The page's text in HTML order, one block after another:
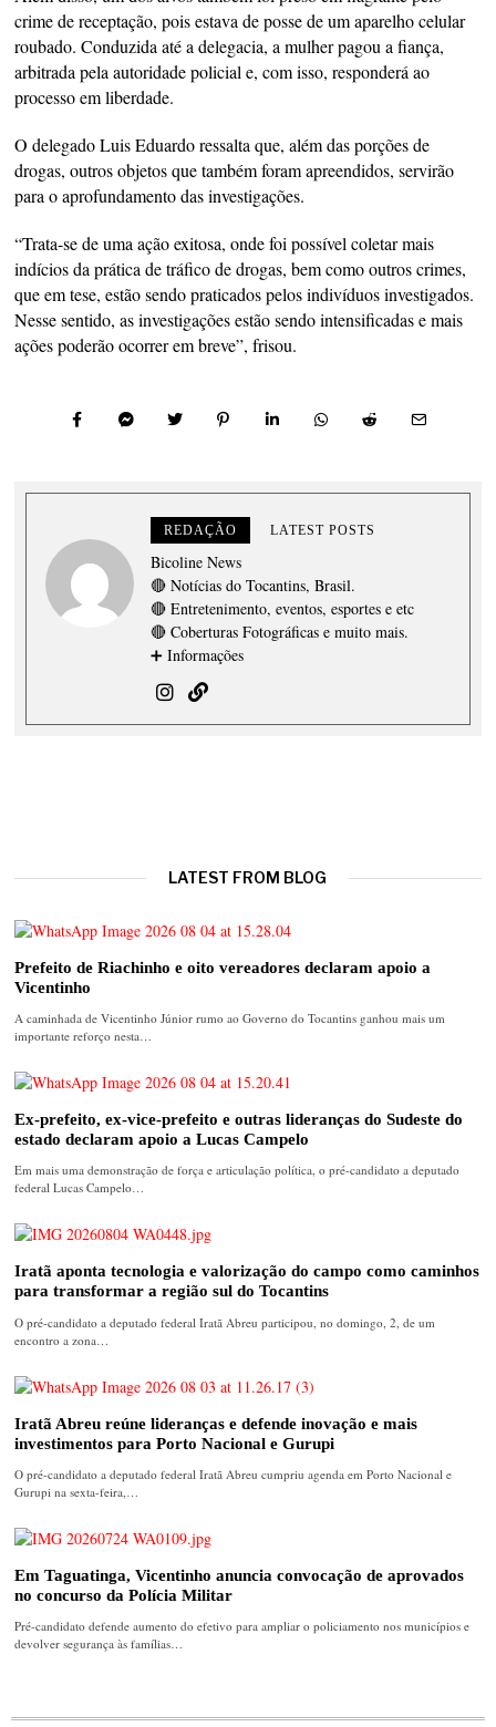
crime de receptação, pois estava de posse de um aparelho celular
roubado. Conduzida até a delegacia, a mulher pagou a fiança,
arbitrada pela autoridade policial e, com isso, responderá ao
processo em liberdade.
O delegado Luis Eduardo ressalta que, além das porções de
drogas, outros objetos que também foram apreendidos, servirão
para o aprofundamento das investigações.
“Trata-se de uma ação exitosa, onde foi possível coletar mais
indícios da prática de tráfico de drogas, bem como outros crimes,
que em tese, estão sendo praticados pelos indivíduos investigados.
Nesse sentido, as investigações estão sendo intensificadas e mais
ações poderão ocorrer em breve”, frisou.
REDAÇÃO LATEST POSTS
Bicoline News
🔴 Notícias do Tocantins, Brasil.
🔴 Entretenimento, eventos, esportes e etc
🔴 Coberturas Fotográficas e muito mais.
➕ Informações
LATEST FROM BLOG
Prefeito de Riachinho e oito vereadores declaram apoio a
Vicentinho
A caminhada de Vicentinho Júnior rumo ao Governo do Tocantins ganhou mais um
importante reforço nesta…
Ex-prefeito, ex-vice-prefeito e outras lideranças do Sudeste do
estado declaram apoio a Lucas Campelo
Em mais uma demonstração de força e articulação política, o pré-candidato a deputado
federal Lucas Campelo…
Iratã aponta tecnologia e valorização do campo como caminhos
para transformar a região sul do Tocantins
O pré-candidato a deputado federal Iratã Abreu participou, no domingo, 2, de um
encontro a zona…
Iratã Abreu reúne lideranças e defende inovação e mais
investimentos para Porto Nacional e Gurupi
O pré-candidato a deputado federal Iratã Abreu cumpriu agenda em Porto Nacional e
Gurupi na sexta-feira,…
Em Taguatinga, Vicentinho anuncia convocação de aprovados
no concurso da Polícia Militar
Pré-candidato defende aumento do efetivo para ampliar o policiamento nos municípios e
devolver segurança às famílias…